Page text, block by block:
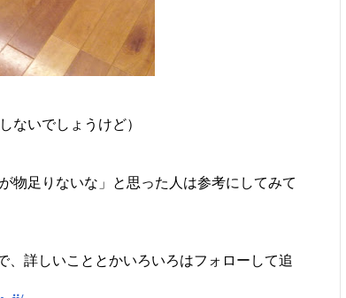
ないでしょうけど）
物足りないな」と思った人は参考にしてみて
詳しいこととかいろいろはフォローして追